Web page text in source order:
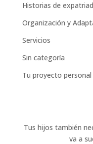
Historias de
Organización y
Servicios
Sin categoría
Tu proyecto personal
Tus hijos también
va a